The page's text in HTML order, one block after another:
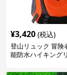
¥3,420 (税込)
登山リュック 冒険
能防水ハイキング